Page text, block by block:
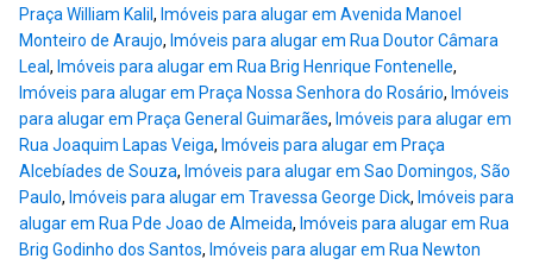
Praça William Kalil , Imóveis para alugar em Avenida Manoel
Monteiro de Araujo, Imóveis para alugar em Rua Doutor Câmara
Leal, Imóveis para alugar em Rua Brig Henrique Fontenelle,
Imóveis para alugar em Praça Nossa Senhora do Rosário, Imóveis
para alugar em Praça General Guimarães, Imóveis para alugar em
Rua Joaquim Lapas Veiga, Imóveis para alugar em Praça
Alcebíades de Souza, Imóveis para alugar em Sao Domingos, São
Paulo, Imóveis para alugar em Travessa George Dick, Imóveis para
alugar em Rua Pde Joao de Almeida, Imóveis para alugar em Rua
Brig Godinho dos Santos, Imóveis para alugar em Rua Newton